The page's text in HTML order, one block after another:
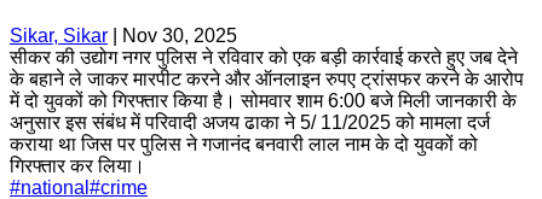
Sikar, Sikar
Nov 30, 2025
सीकर की उद्योग नगर पुलिस ने रविवार को एक बड़ी कार्रवाई करते हुए जब देने
के बहाने ले जाकर मारपीट करने और ऑनलाइन रुपए ट्रांसफर करने के आरोप
में दो युवकों को गिरफ्तार किया है। सोमवार शाम 6:00 बजे मिली जानकारी के
अनुसार इस संबंध में परिवादी अजय ढाका ने 5/ 11/2025 को मामला दर्ज
कराया था जिस पर पुलिस ने गजानंद बनवारी लाल नाम के दो युवकों को
गिरफ्तार कर लिया।
#national #crime